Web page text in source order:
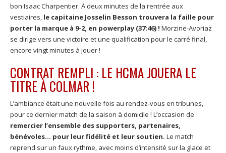
bon Isaac Charpentier. À deux minutes de la rentrée aux
vestiaires, le capitaine Josselin Besson trouvera la faille pour
porter la marque à 9-2, en powerplay (37:46) ! Morzine-Avoriaz
se dirige vers une victoire et une qualification pour le carré final,
encore vingt minutes à jouer !
CONTRAT REMPLI : LE HCMA JOUERA LE
TITRE À COLMAR !
L’ambiance était une nouvelle fois au rendez-vous en tribunes,
pour ce dernier match de la saison à domicile ! L’occasion de
remercier l’ensemble des supporters, partenaires,
bénévoles… pour leur fidélité et leur soutien. Le match
reprend sur un faux rythme, avec moins d’intensité sur la glace et